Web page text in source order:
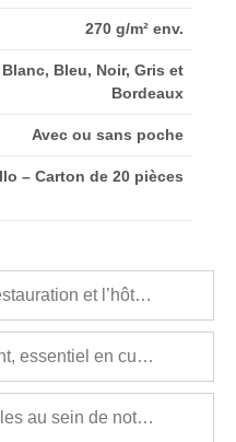
et l’hôtellerie
essentiel en cuisine, en
au sein de notre
270 g/m² env.
Blanc, Bleu, Noir, Gris et
Bordeaux
Avec ou sans poche
– Carton de 20 pièces